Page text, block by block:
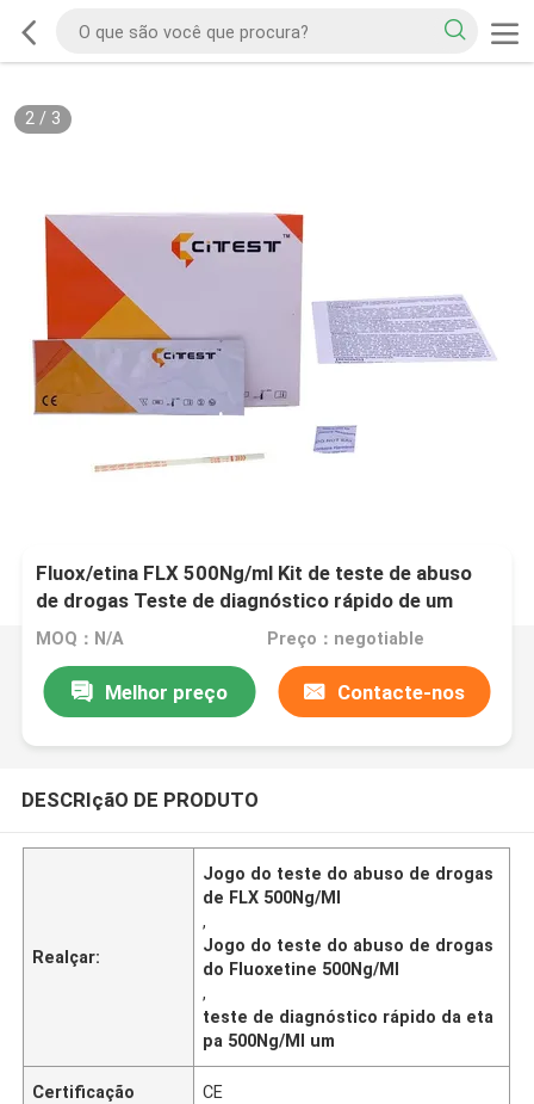
2/ 3
Fluox/etina FLX 500Ng/ml Kit de teste de abuso
de drogas Teste de diagnóstico rápido de um
passo
MOQ：N/A Preço：negotiable
Melhor preço Contacte-nos
DESCRIçãO DE PRODUTO
Realçar:
Jogo do teste do abuso de drogas
de FLX 500Ng/Ml
,
Jogo do teste do abuso de drogas
do Fluoxetine 500Ng/Ml
,
teste de diagnóstico rápido da eta
pa 500Ng/Ml um
Certificação CE